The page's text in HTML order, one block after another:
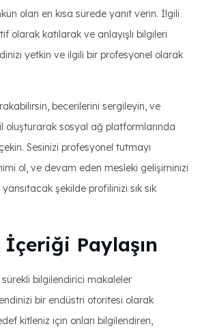
olan en kısa sürede yanıt verin. İlgili
olarak katılarak ve anlayışlı bilgileri
yetkin ve ilgili bir profesyonel olarak
becerilerini sergileyin, ve
oluşturarak sosyal ağ platformlarında
Sesinizi profesyonel tutmayı
ol, ve devam eden mesleki gelişiminizi
yansıtacak şekilde profilinizi sık sık
Paylaşın
sürekli bilgilendirici makaleler
bir endüstri otoritesi olarak
kitleniz için onları bilgilendiren,